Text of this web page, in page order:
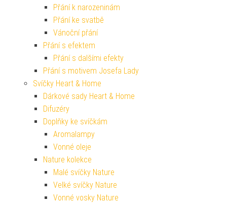
Přání k narozeninám
Přání ke svatbě
Vánoční přání
Přání s efektem
Přání s dalšími efekty
Přání s motivem Josefa Lady
Svíčky Heart & Home
Dárkové sady Heart & Home
Difuzéry
Doplňky ke svíčkám
Aromalampy
Vonné oleje
Nature kolekce
Malé svíčky Nature
Velké svíčky Nature
Vonné vosky Nature